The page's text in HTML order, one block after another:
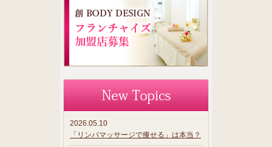
2026.05.10
「リンパマッサージで痩せる」は本当？